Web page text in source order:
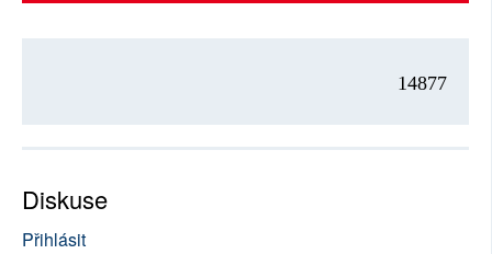
14877
Diskuse
Přihlásit